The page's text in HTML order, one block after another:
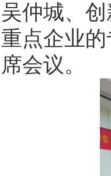
吴仲城、
重点企业
席会议。